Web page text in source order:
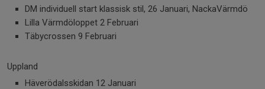
DM individuell start klassisk stil, 26 Januari, NackaVärmdö
Lilla Värmdöloppet 2 Februari
Täbycrossen 9 Februari
Uppland
Häverödalsskidan 12 Januari